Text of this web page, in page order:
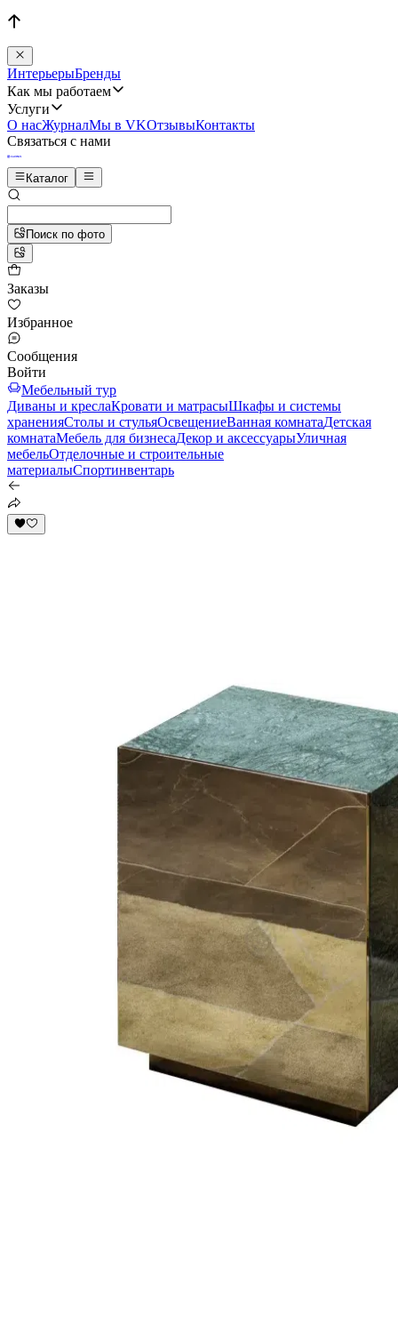
ИнтерьерыБренды
Как мы работаем
Услуги
О насЖурналМы в VKОтзывыКонтакты
Связаться с нами
Каталог
Поиск по фото
Заказы
Избранное
Сообщения
Войти
Мебельный тур
Диваны и креслаКровати и матрасыШкафы и системы
храненияСтолы и стульяОсвещениеВанная комнатаДетская
комнатаМебель для бизнесаДекор и аксессуарыУличная
мебельОтделочные и строительные
материалыСпортинвентарь